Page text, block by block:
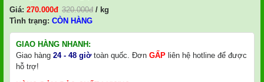
Giá: 270.000Đ 320.000đ / kg
Tình trạng: CÒN HÀNG
GIAO HÀNG NHANH:
Giao hàng 24 - 48 giờtoàn quốc. Đơn GẤP liên hệ hotline để được
hỗ trợ!